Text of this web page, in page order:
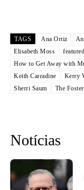
TAGS Ana Ortiz
Elisabeth Moss
featured
How to Get Away with
Keith Carradine
Kerry
Sherri Saum
The
Notícias